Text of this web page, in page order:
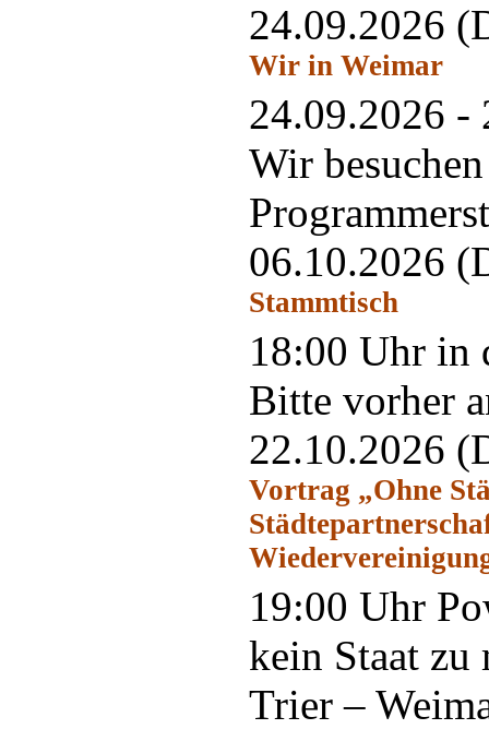
24.09.2026
Wir in Weimar
24.09.2026 -
Wir
06.10.2026
Stammtisch
18:00 Uhr in
Bitte vorher
22.10.2026
Vortrag „Ohne
19:00 Uhr
kein Staat zu
Trier –